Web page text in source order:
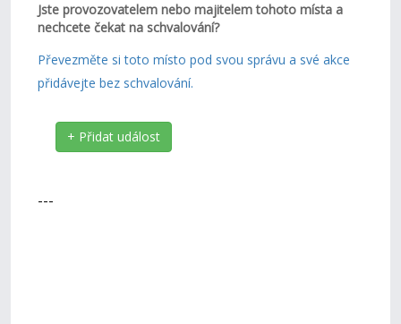
Jste provozovatelem nebo majitelem tohoto místa a
nechcete čekat na schvalování?
Převezměte si toto místo pod svou správu a své akce
přidávejte bez schvalování.
+ Přidat událost
---